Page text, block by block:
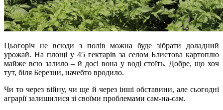
Цьогоріч не всюди з полів можна буде зібрати доладний
урожай. На площі у 45 гектарів за селом Блистова картоплю
майже всю залило – й досі вона у воді стоїть. Добре, що хоч
тут, біля Березни, начебто вродило.
Чи то через війну, чи ще й через інші обставини, але сьогодні
аграрії залишилися зі своїми проблемами сам-на-сам.